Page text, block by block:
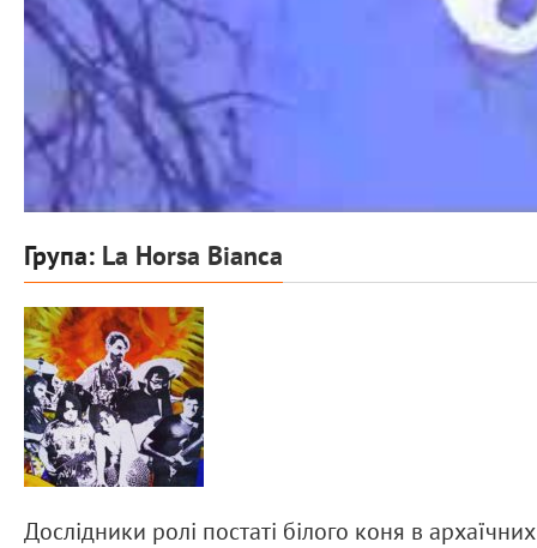
Група: La Horsa Bianca
Дослідники ролі постаті білого коня в